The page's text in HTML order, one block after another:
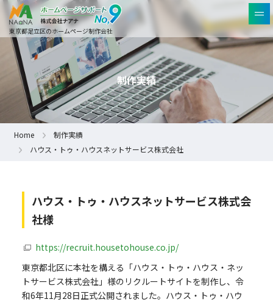
東京都足立区のホームページ制作会社
制作実績
Home
制作実績
ハウス・トゥ・ハウスネットサービス株式会社
ハウス・トゥ・ハウスネットサービス株式会
社様
https://recruit.housetohouse.co.jp/
東京都北区に本社を構える「ハウス・トゥ・ハウス・ネッ
トサービス株式会社」様のリクルートサイトを制作し、令
和6年11月28日正式公開されました。ハウス・トゥ・ハウ